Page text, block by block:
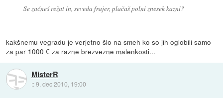
Se začneš režat in, seveda frajer, plačaš polni znesek kazni?
kakšnemu vegradu je verjetno šlo na smeh ko so jih oglobili samo
za par 1000 € za razne brezvezne malenkosti...
MisterR
::9. dec 2010, 19:00